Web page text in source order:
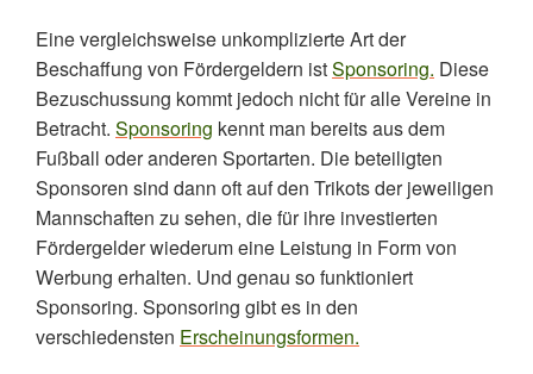
Eine vergleichsweise unkomplizierte Art der
Beschaffung von Fördergeldern istSponsoring. Diese
Bezuschussung kommt jedoch nicht für alle Vereine in
Betracht. Sponsoring kennt man bereits aus dem
Fußball oder anderen Sportarten. Die beteiligten
Sponsoren sind dann oft auf den Trikots der jeweiligen
Mannschaften zu sehen, die für ihre investierten
Fördergelder wiederum eine Leistung in Form von
Werbung erhalten. Und genau so funktioniert
Sponsoring. Sponsoring gibt es in den
verschiedensten Erscheinungsformen.